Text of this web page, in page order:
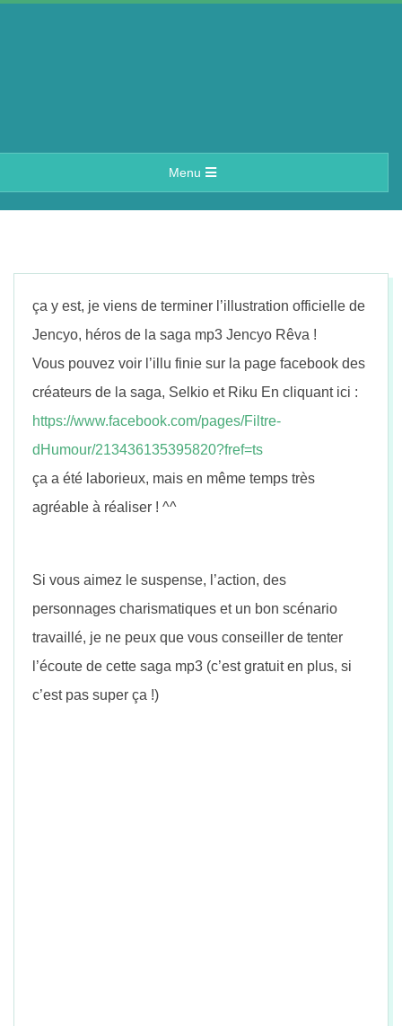
A
e
r
n
n
Navigation
Menu
ça y est, je viens de terminer l’illustration officielle de
Jencyo, héros de la saga mp3 Jencyo Rêva !
Vous pouvez voir l’illu finie sur la page facebook des
créateurs de la saga, Selkio et Riku En cliquant ici :
https://www.facebook.com/pages/Filtre-
dHumour/213436135395820?fref=ts
ça a été laborieux, mais en même temps très
agréable à réaliser ! ^^
Si vous aimez le suspense, l’action, des
personnages charismatiques et un bon scénario
travaillé, je ne peux que vous conseiller de tenter
l’écoute de cette saga mp3 (c’est gratuit en plus, si
c’est pas super ça !)